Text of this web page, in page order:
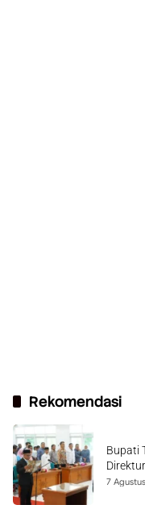
Rekomendasi
Bupati
7